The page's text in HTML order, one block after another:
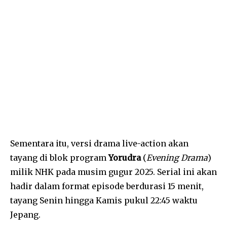
Sementara itu, versi drama live-action akan
tayang di blok programYorudra(Evening Drama)
milik NHK pada musim gugur 2025. Serial ini akan
hadir dalam format episode berdurasi 15 menit,
tayang Senin hingga Kamis pukul 22:45 waktu
Jepang.